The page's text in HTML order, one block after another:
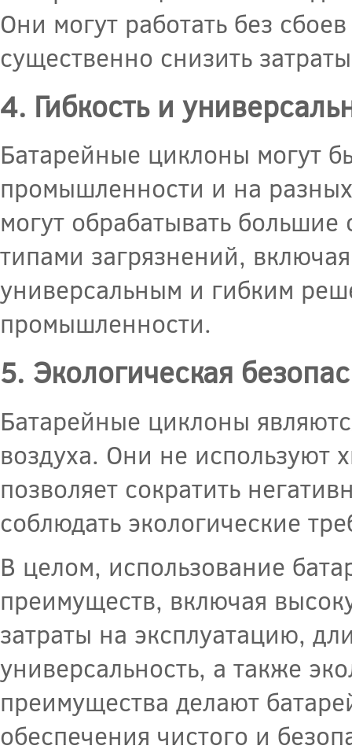
Они могут работать без
существенно снизить
4. Гибкость и
Батарейные циклоны могут
промышленности и на
могут обрабатывать
типами загрязнений,
универсальным и гибким
промышленности.
5. Экологическая
Батарейные циклоны
воздуха. Они не используют
позволяет сократить
соблюдать экологические
В целом, использование
преимуществ, включая
затраты на эксплуатацию,
универсальность, а также
преимущества делают
обеспечения чистого и